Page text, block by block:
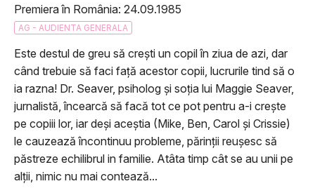
Premiera în România: 24.09.1985
AG - AUDIENTA GENERALA
Este destul de greu să crești un copil în ziua de azi, dar
când trebuie să faci față acestor copii, lucrurile tind să o
ia razna! Dr. Seaver, psiholog și soția lui Maggie Seaver,
jurnalistă, încearcă să facă tot ce pot pentru a-i crește
pe copiii lor, iar deși aceștia (Mike, Ben, Carol și Crissie)
le cauzează încontinuu probleme, părinții reușesc să
păstreze echilibrul in familie. Atâta timp cât se au unii pe
alții, nimic nu mai contează...